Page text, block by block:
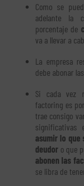
Como se
adelante la
porcentaje de c
va a llevar a
La empresa
debe abonar
Si cada vez
factoring es
trae consigo
significativas
asumir lo que
deudor o que
abonen las
se libra de